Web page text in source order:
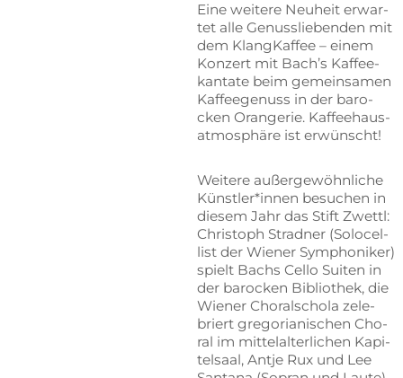
Eine wei­te­re Neu­heit er­war­
tet alle Ge­nuss­lie­ben­den mit
dem Klang­Kaf­fee – ei­nem
Kon­zert mit Bach’s Kaf­fee­
kan­ta­te beim ge­mein­sa­men
Kaf­fee­ge­nuss in der ba­ro­
cken Oran­ge­rie. Kaf­fee­haus­
at­mo­sphä­re ist erwünscht!
Wei­te­re au­ßer­ge­wöhn­li­che
Künstler*innen be­su­chen in
die­sem Jahr das Stift Zwettl:
Chris­toph Strad­ner (So­lo­cel­
list der Wie­ner Sym­pho­ni­ker)
spielt Bachs Cel­lo Sui­ten in
der ba­ro­cken Bi­blio­thek, die
Wie­ner Cho­ral­scho­la ze­le­
briert gre­go­ria­ni­schen Cho­
ral im mit­tel­al­ter­li­chen Ka­pi­
tel­saal, Ant­je Rux und Lee